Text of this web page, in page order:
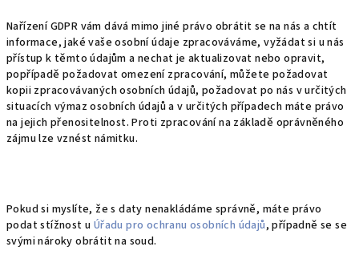
Nařízení GDPR vám dává mimo jiné právo obrátit se na nás a chtít
informace, jaké vaše osobní údaje zpracováváme, vyžádat si u nás
přístup k těmto údajům a nechat je aktualizovat nebo opravit,
popřípadě požadovat omezení zpracování, můžete požadovat
kopii zpracovávaných osobních údajů, požadovat po nás v určitých
situacích výmaz osobních údajů a v určitých případech máte právo
na jejich přenositelnost. Proti zpracování na základě oprávněného
zájmu lze vznést námitku.
Pokud si myslíte, že s daty nenakládáme správně, máte právo
podat stížnost u Úřadu pro ochranu osobních údajů, případně se se
svými nároky obrátit na soud.